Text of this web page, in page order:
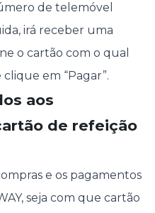
de telemóvel
irá receber uma
o cartão com o qual
em “Pagar”.
aos
de refeição
e os pagamentos
seja com que cartão